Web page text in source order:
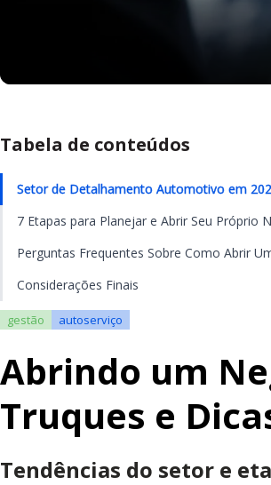
Tabela de conteúdos
Setor de Detalhamento Automotivo em
7 Etapas para Planejar e Abrir Seu
Perguntas Frequentes Sobre Como Abrir
Considerações Finais
gestão autoserviço
Abrindo um
Truques e
Tendências do setor e